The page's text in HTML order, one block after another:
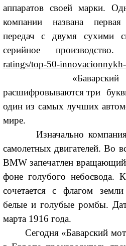
аппаратов своей марки.
компании названа первая
передач с двумя сухими
серийное
ratings/top-50-
«Баварский
расшифровываются три
один из самых лучших
мире.
Изначально компания
самолетных двигателей. Во
BMW запечатлен
фоне голубого небосвода.
сочетается с флагом
белые и голубые ромбы.
марта 1916 года.
Сегодня «Баварский